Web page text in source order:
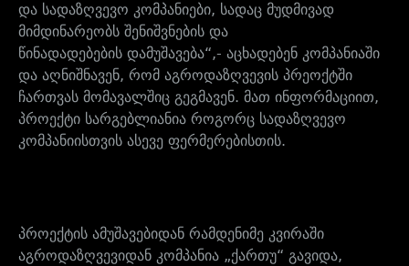
და სადაზღვევო კომპანიები, სადაც მუდმივად
მიმდინარეობს შენიშვნების და
წინადადებების დამუშავება“,- აცხადებენ კომპანიაში
და აღნიშნავენ, რომ აგროდაზღვევის პრეოქტში
ჩართვას მომავალშიც გეგმავენ. მათ ინფორმაციით,
პროექტი სარგებლიანია როგორც სადაზღვევო
კომპანიისთვის ასევე ფერმერებისთის.
პროექტის ამუშავებიდან რამდენიმე კვირაში
აგროდაზღვევიდან კომპანია „ქართუ“ გავიდა,